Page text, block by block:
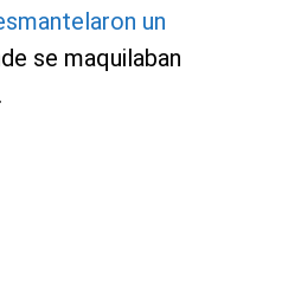
un
se maquilaban